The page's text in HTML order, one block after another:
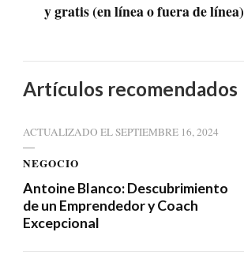
y gratis (en línea o fuera de línea)
Artículos recomendados
ACTUALIZADO ELSEPTIEMBRE 16, 2024
NEGOCIO
Antoine Blanco: Descubrimiento
de un Emprendedor y Coach
Excepcional